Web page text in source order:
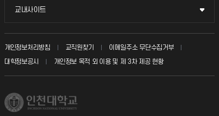
입학안내
취업정보(학생)
칭찬마당
학생서비스 지킴이
국방헬프콜
총동문회
교내사이트
교내사이트
교수회
교육혁신본부
국제지원과
개인정보처리방침 교직원찾기
이메일주소 무단수집거부
대학정보공시
개인정보 목적 외 이용 및 제 3차 제공 현황